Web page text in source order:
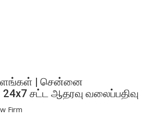
| சென்னை
சட்ட ஆதரவு வலைப்பதிவு
Firm